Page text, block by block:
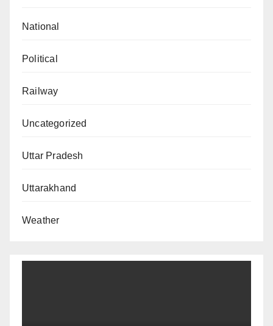
National
Political
Railway
Uncategorized
Uttar Pradesh
Uttarakhand
Weather